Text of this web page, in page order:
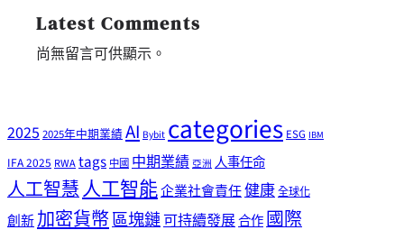
Latest Comments
尚無留言可供顯示。
2025 2025年中期業績AI Bybitcategories ESG IBM
IFA 2025 RWAtags 中國 中期業績 亞洲 人事任命
人工智慧人工智能企業社會責任健康全球化
創新加密貨幣區塊鏈可持續發展合作國際